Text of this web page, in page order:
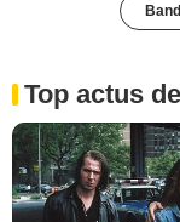
Top actus